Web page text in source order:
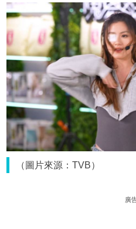
（圖片來源：TVB）
廣